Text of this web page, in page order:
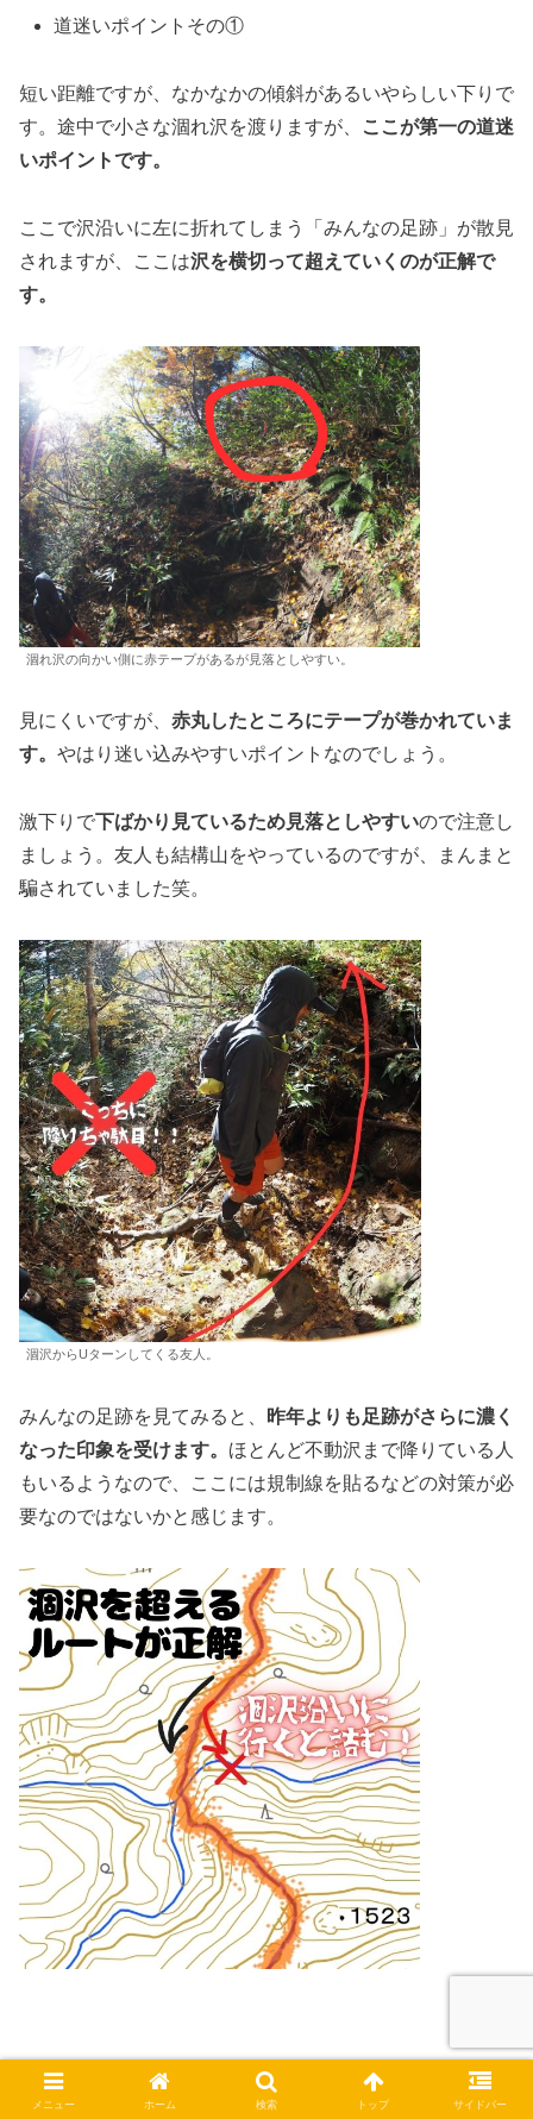
道迷いポイントその①
短い距離ですが、なかなかの傾斜があるいやらしい下りで
す。途中で小さな涸れ沢を渡りますが、
ここが第一の道迷
いポイントです。
ここで沢沿いに左に折れてしまう「みんなの足跡」が散見
されますが、ここは沢を横切って超えていくのが正解で
す。
涸れ沢の向かい側に赤テープがあるが見落としやすい。
見にくいですが、 赤丸したところにテープが巻かれていま
す。 やはり迷い込みやすいポイントなのでしょう。
激下りで下ばかり見ているため見落としやすいので注意し
ましょう。友人も結構山をやっているのですが、まんまと
騙されていました笑。
涸沢からUターンしてくる友人。
みんなの足跡を見てみると、
昨年よりも足跡がさらに濃く
なった印象を受けます。 ほとんど不動沢まで降りている人
もいるようなので、ここには規制線を貼るなどの対策が必
要なのではないかと感じます。
涸れ沢を超えた方もさらに下りが続きます。不動沢の直前
メニュー ホーム 検索 トップ サイドバー